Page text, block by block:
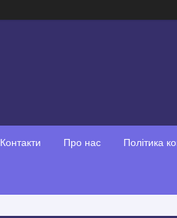
Контакти Про нас Політика